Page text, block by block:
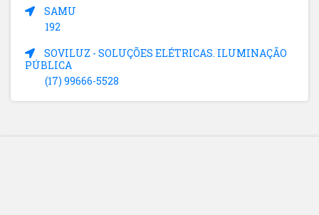
SAMU
192
SOVILUZ - SOLUÇÕES ELÉTRICAS. ILUMINAÇÃO
PÚBLICA
(17) 99666-5528